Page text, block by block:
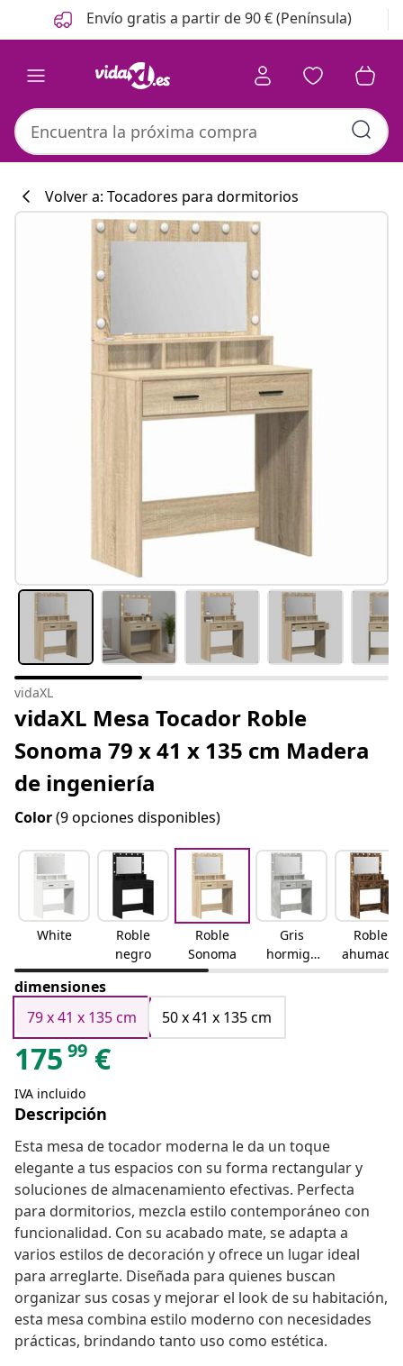
Anterior
Siguiente Envío gratis a partir de 90 € (Península)
#sharemevidaxl
Volver a: Tocadores para dormitorios
vidaXL
vidaXL Mesa Tocador Roble
Sonoma 79 x 41 x 135 cm Madera
de ingeniería
Color(9 opciones disponibles)
White
Roble
negro
Roble
Sonoma
Gris
hormigó
n
Roble
ahumado
dimensiones
79 x 41 x 135 cm
50 x 41 x 135 cm
175 99 €
IVA incluido
Descripción
Esta mesa de tocador moderna le da un toque
elegante a tus espacios con su forma rectangular y
soluciones de almacenamiento efectivas. Perfecta
para dormitorios, mezcla estilo contemporáneo con
funcionalidad. Con su acabado mate, se adapta a
varios estilos de decoración y ofrece un lugar ideal
para arreglarte. Diseñada para quienes buscan
organizar sus cosas y mejorar el look de su habitación,
esta mesa combina estilo moderno con necesidades
prácticas, brindando tanto uso como estética.